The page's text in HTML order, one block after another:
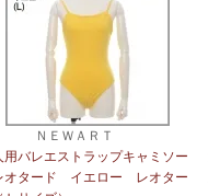
ＮＥＷＡＲＴ
用バレエストラップキャミソー
オタード イエロー レオター